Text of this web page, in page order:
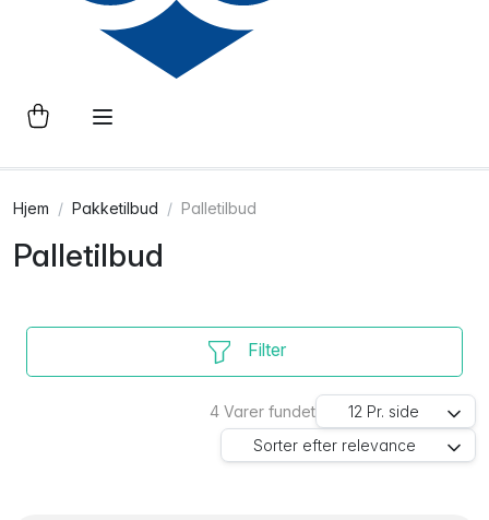
Hjem Pakketilbud Palletilbud
Palletilbud
Filter
4Varer fundet 12 Pr. side
Sorter efter relevance